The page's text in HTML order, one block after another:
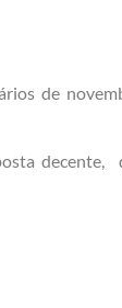
de
decente,